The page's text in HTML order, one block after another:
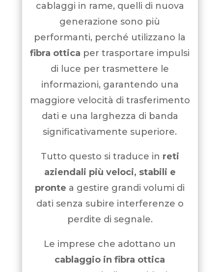
cablaggi in rame, quelli di nuova
generazione sono più
performanti, perché utilizzano la
fibra ottica per trasportare impulsi
di luce per trasmettere le
informazioni, garantendo una
maggiore velocità di trasferimento
dati e una larghezza di banda
significativamente superiore.
Tutto questo si traduce in reti
aziendali più veloci, stabili e
pronte a gestire grandi volumi di
dati senza subire interferenze o
perdite di segnale.
Le imprese che adottano un
cablaggio in fibra ottica